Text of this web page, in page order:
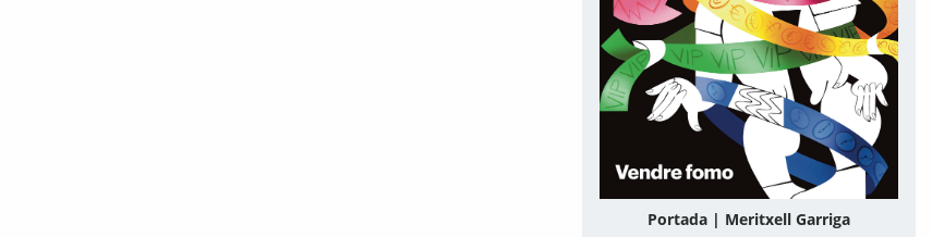
Portada | Meritxell Garriga